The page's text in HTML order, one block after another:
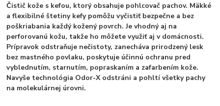
Čistič kože s kefou, ktorý obsahuje pohlcovač pachov. Mäkké
a flexibilné štetiny kefy pomôžu vyčistiť bezpečne a bez
poškriabania každý kožený povrch. Je vhodný aj na
perforovanú kožu, takže ho môžete využiť aj v domácnosti.
Prípravok odstraňuje nečistoty, zanecháva prirodzený lesk
bez mastného povlaku, poskytuje účinnú ochranu pred
vyblednutím, starnutím, popraskaním a zafarbením kože.
Navyše technológia Odor-X odstráni a pohltí všetky pachy
na molekulárnej úrovni.